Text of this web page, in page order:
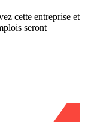
cette entreprise et
seront